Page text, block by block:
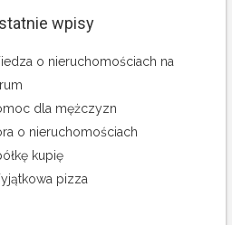
wpisy
o nieruchomościach na
dla mężczyzn
o nieruchomościach
kupię
pizza